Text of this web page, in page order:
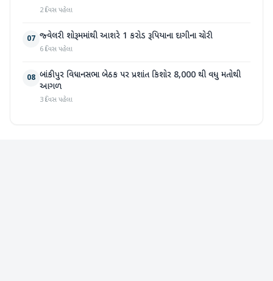
2 દિવસ પહેલા
07 જ્વેલરી શોરૂમમાંથી આશરે 1 કરોડ રૂપિયાના દાગીના ચોરી
6 દિવસ પહેલા
08 બાંકીપુર વિધાનસભા બેઠક પર પ્રશાંત કિશોર 8,000 થી વધુ મતોથી
આગળ
3 દિવસ પહેલા